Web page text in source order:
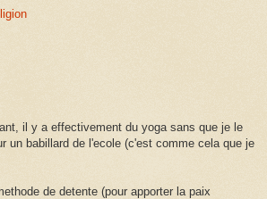
il y a effectivement du yoga sans que je le
un babillard de l'ecole (c'est comme cela que je
de detente (pour apporter la paix